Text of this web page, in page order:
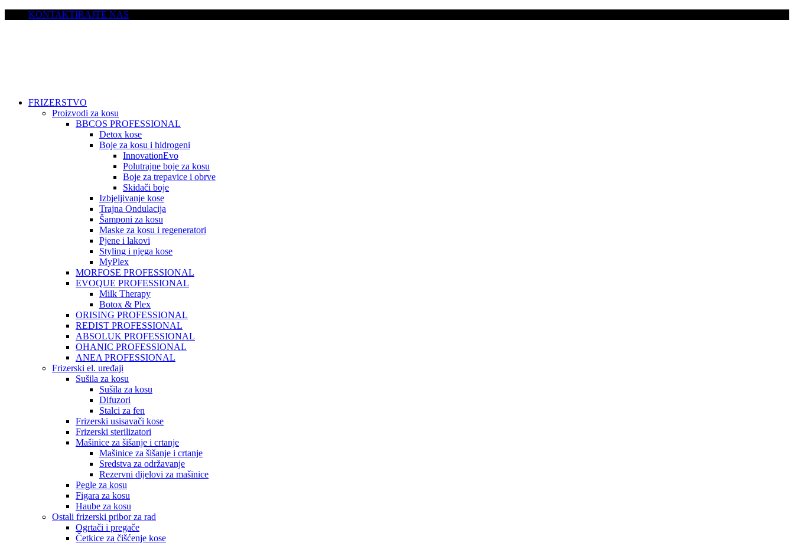
KONTAKTIRAJTE NAS
FRIZERSTVO
Proizvodi za kosu
BBCOS PROFESSIONAL
Detox kose
Boje za kosu i hidrogeni
InnovationEvo
Polutrajne boje za kosu
Boje za trepavice i obrve
Skidači boje
Izbjeljivanje kose
Trajna Ondulacija
Šamponi za kosu
Maske za kosu i regeneratori
Pjene i lakovi
Styling i njega kose
MyPlex
MORFOSE PROFESSIONAL
EVOQUE PROFESSIONAL
Milk Therapy
Botox & Plex
ORISING PROFESSIONAL
REDIST PROFESSIONAL
ABSOLUK PROFESSIONAL
OHANIC PROFESSIONAL
ANEA PROFESSIONAL
Frizerski el. uređaji
Sušila za kosu
Sušila za kosu
Difuzori
Stalci za fen
Frizerski usisavači kose
Frizerski sterilizatori
Mašinice za šišanje i crtanje
Mašinice za šišanje i crtanje
Sredstva za održavanje
Rezervni dijelovi za mašinice
Pegle za kosu
Figara za kosu
Haube za kosu
Ostali frizerski pribor za rad
Ogrtači i pregače
Četkice za čišćenje kose